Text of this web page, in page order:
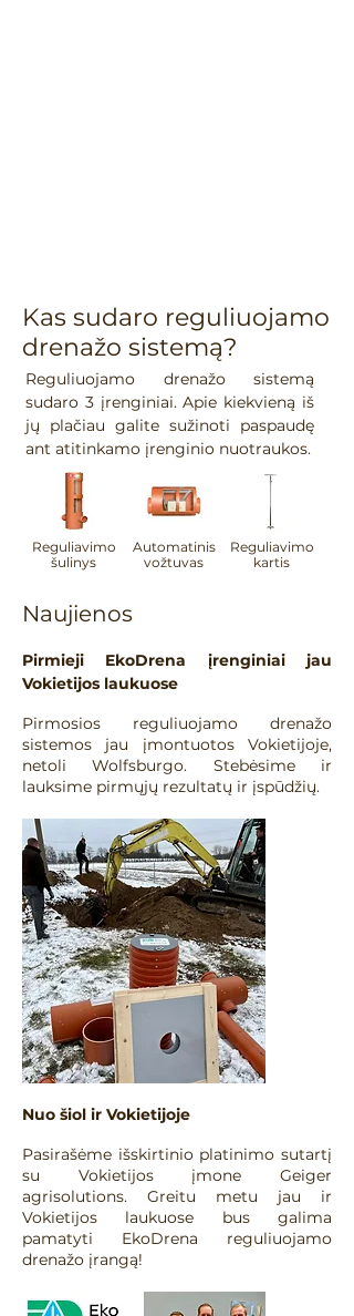
Kas sudaro reguliuojamo
drenažo sistemą?
Reguliuojamo drenažo sistemą
sudaro 3 įrenginiai. Apie kiekvieną iš
jų plačiau galite sužinoti paspaudę
ant atitinkamo įrenginio nuotraukos.
Reguliavimo
šulinys
Reguliavimo
kartis
Automatinis
vožtuvas
Naujienos
Pirmieji EkoDrena įrenginiai jau
Vokietijos laukuose
Pirmosios reguliuojamo drenažo
sistemos jau įmontuotos Vokietijoje,
netoli Wolfsburgo. Stebėsime ir
lauksime pirmųjų rezultatų ir įspūdžių.
Nuo šiol ir Vokietijoje
Pasirašėme išskirtinio platinimo sutartį
su Vokietijos įmone Geiger
agrisolutions. Greitu metu jau ir
Vokietijos laukuose bus galima
pamatyti EkoDrena reguliuojamo
drenažo įrangą!